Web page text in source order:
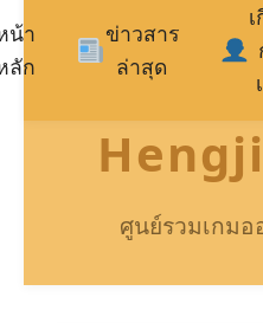
น้า
ลัก
ข่าวสาร
ล่าสุด
ศูนย์รวมเกม